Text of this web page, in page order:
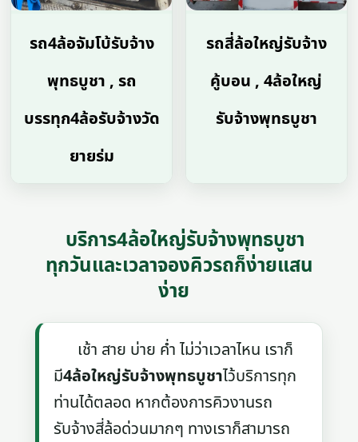
รถ4ล้อจัมโบ้รับจ้าง
พุทธบูชา , รถ
บรรทุก4ล้อรับจ้างวัด
ยายร่ม
รถสี่ล้อใหญ่รับจ้าง
คู้บอน , 4ล้อใหญ่
รับจ้างพุทธบูชา
บริการ4ล้อใหญ่รับจ้างพุทธบูชา
ทุกวันและเวลาจองคิวรถก็ง่ายแสน
ง่าย
เช้า สาย บ่าย ค่ำ ไม่ว่าเวลาไหน เราก็
มี4ล้อใหญ่รับจ้างพุทธบูชาไว้บริการทุก
ท่านได้ตลอด หากต้องการคิวงานรถ
รับจ้างสี่ล้อด่วนมากๆ ทางเราก็สามารถ